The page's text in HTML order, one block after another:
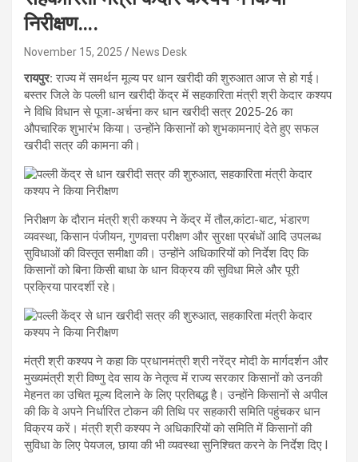
निरीक्षण….
November 15, 2025 News Desk
रायपुर:राज्य में समर्थन मूल्य पर धान खरीदी की शुरुआत आज से हो गई।
बस्तर जिले के पल्ली धान खरीदी केंद्र में सहकारिता मंत्री श्री केदार कश्यप
ने विधि विधान से पूजा-अर्चना कर धान खरीदी सत्र 2025-26 का
औपचारिक शुभारंभ किया। उन्होंने किसानों को शुभकामनाएं देते हुए सफल
खरीदी सत्र की कामना की।
निरीक्षण के दौरान मंत्री श्री कश्यप ने केंद्र में तौल,कांटा-बाट, भंडारण
व्यवस्था, किसान पंजीयन, गुणवत्ता परीक्षण और सुरक्षा प्रबंधों आदि उपलब्ध
सुविधाओं की विस्तृत समीक्षा की। उन्होंने अधिकारियों को निर्देश दिए कि
किसानों को बिना किसी बाधा के धान विक्रय की सुविधा मिले और पूरी
प्रक्रिया पारदर्शी रहे।
मंत्री श्री कश्यप ने कहा कि प्रधानमंत्री श्री नरेंद्र मोदी के मार्गदर्शन और
मुख्यमंत्री श्री विष्णु देव साय के नेतृत्व में राज्य सरकार किसानों को उनकी
मेहनत का उचित मूल्य दिलाने के लिए प्रतिबद्ध है। उन्होंने किसानों से अपील
की कि वे अपने निर्धारित टोकन की तिथि पर सहकारी समिति पहुंचकर धान
विक्रय करें। मंत्री श्री कश्यप ने अधिकारियों को समिति में किसानों की
सुविधा के लिए पेयजल, छाया की भी व्यवस्था सुनिश्चित करने के निर्देश दिए l